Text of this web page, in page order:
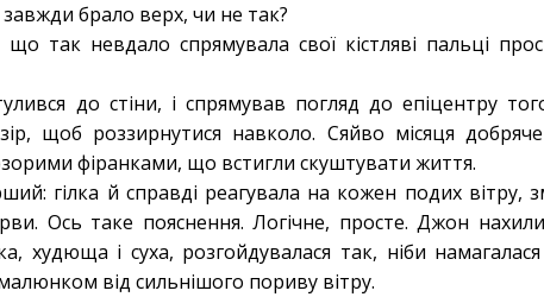
брало верх, чи не так?
що так невдало спрямувала свої кістляві пальці
до стіни, і спрямував погляд до епіцентру
щоб роззирнутися навколо. Сяйво місяця
фіранками, що встигли скуштувати життя.
гілка й справді реагувала на кожен подих вітру,
Ось таке пояснення. Логічне, просте. Джон
худюща і суха, розгойдувалася так, ніби
від сильнішого пориву вітру.